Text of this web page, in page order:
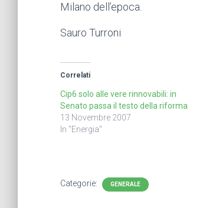
Milano dell’epoca.
Sauro Turroni
Correlati
Cip6 solo alle vere rinnovabili: in
Senato passa il testo della riforma
13 Novembre 2007
In "Energia"
Categorie: GENERALE